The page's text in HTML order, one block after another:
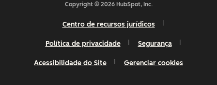
Copyright © 2026 HubSpot, Inc.
Centro de recursos jurídicos
Política de privacidade Segurança
Acessibilidade do Site Gerenciar cookies